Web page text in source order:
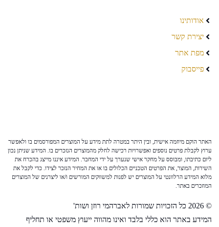
אודותינו
יצירת קשר
מפת אתר
פייסבוק
האתר הוקם מיוזמה אישית, ובין היתר במטרה לתת מידע על המוצרים המפורסמים בו ולאפשר
ערוץ לקבלת פרטים נוספים ואפשרויות רכישה לחלק מהמוצרים הנזכרים בו. המידע שניתן נכון
ליום כתיבתו, ומבוסס על מחקר אישי שנערך על ידי המחבר. המידע איננו מייצג בהכרח את
השירות, המוצר, את הפרטים הטכניים הכלולים בו או את המחיר הנזכר לצידו. כדי לקבל את
מלוא המידע הרלוונטי על המוצרים יש לפנות למשווקים המורשים ו/או ליצרנים של המוצרים
המוזכרים באתר.
© 2026 כל הזכויות שמורות לאברהמי רוזן ושות'
המידע באתר הוא כללי בלבד ואינו מהווה ייעוץ משפטי או תחליף